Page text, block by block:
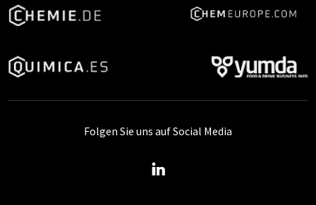
Folgen Sie uns auf Social Media